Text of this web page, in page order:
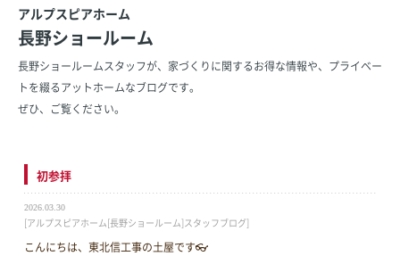
アルプスピアホーム
長野ショールーム
長野ショールームスタッフが、家づくりに関するお得な情報や、 プライベー
トを綴るアットホームなブログです。
ぜひ、ご覧ください。
初参拝
2026.03.30
[アルプスピアホーム[長野ショールーム]スタッフブログ]
こんにちは、東北信工事の土屋です👓